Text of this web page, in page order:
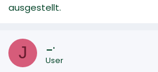
ausgestellt.
J _.
User